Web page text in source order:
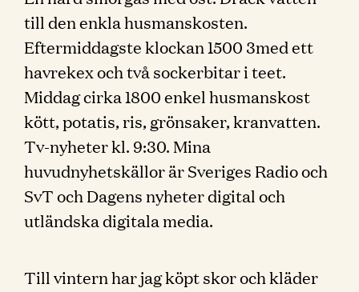
till den enkla husmanskosten.
Eftermiddagste klockan 1500 3med ett
havrekex och två sockerbitar i teet.
Middag cirka 1800 enkel husmanskost
kött, potatis, ris, grönsaker, kranvatten.
Tv-nyheter kl. 9:30. Mina
huvudnyhetskällor är Sveriges Radio och
SvT och Dagens nyheter digital och
utländska digitala media.
Till vintern har jag köpt skor och kläder